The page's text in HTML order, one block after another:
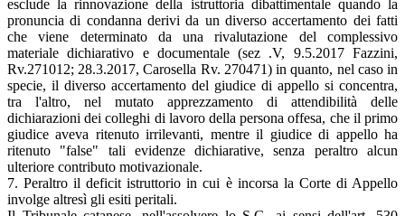
esclude la rinnovazione della istruttoria dibattimentale quando la
pronuncia di condanna derivi da un diverso accertamento dei fatti
che viene determinato da una rivalutazione del complessivo
materiale dichiarativo e documentale (sez .V, 9.5.2017 Fazzini,
Rv.271012; 28.3.2017, Carosella Rv. 270471) in quanto, nel caso in
specie, il diverso accertamento del giudice di appello si concentra,
tra l'altro, nel mutato apprezzamento di attendibilità delle
dichiarazioni dei colleghi di lavoro della persona offesa, che il primo
giudice aveva ritenuto irrilevanti, mentre il giudice di appello ha
ritenuto "false" tali evidenze dichiarative, senza peraltro alcun
ulteriore contributo motivazionale.
7. Peraltro il deficit istruttorio in cui è incorsa la Corte di Appello
involge altresì gli esiti peritali.